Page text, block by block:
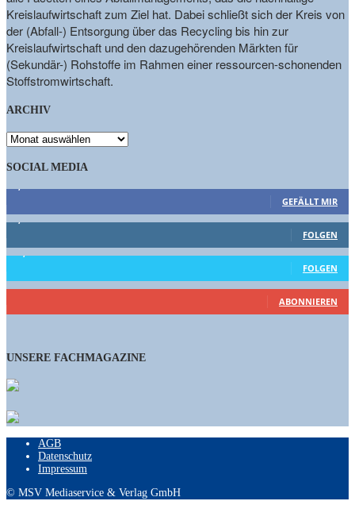
Kreislaufwirtschaft zum Ziel hat. Dabei schließt sich der Kreis von
der (Abfall-) Entsorgung über das Recycling bis hin zur
Kreislaufwirtschaft und den dazugehörenden Märkten für
(Sekundär-) Rohstoffe im Rahmen einer ressourcen-schonenden
Stoffstromwirtschaft.
ARCHIV
ARCHIV
SOCIAL MEDIA
GEFÄLLT MIR
1,662 Follower
FOLGEN
15,658 Follower
FOLGEN
461 Abonnenten
ABONNIEREN
UNSERE FACHMAGAZINE
AGB
Datenschutz
Impressum
© MSV Mediaservice & Verlag GmbH